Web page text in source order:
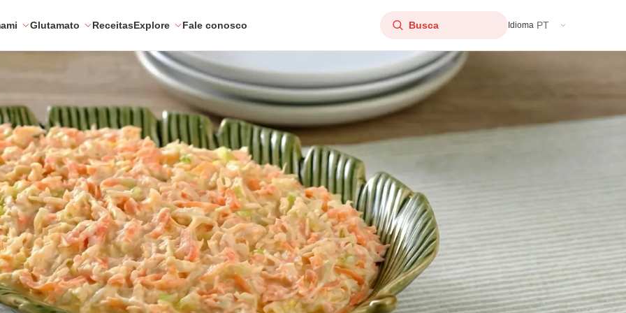
Glutamato ReceitasExplore Fale conosco Idioma PT